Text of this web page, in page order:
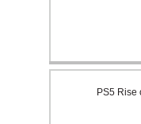
PS5 Rise